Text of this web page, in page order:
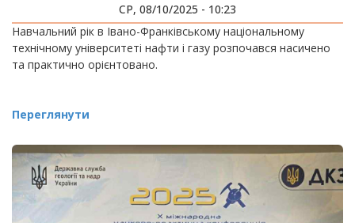
СР, 08/10/2025 - 10:23
Навчальний рік в Івано-Франківському національному
технічному університеті нафти і газу розпочався насичено
та практично орієнтовано.
Переглянути